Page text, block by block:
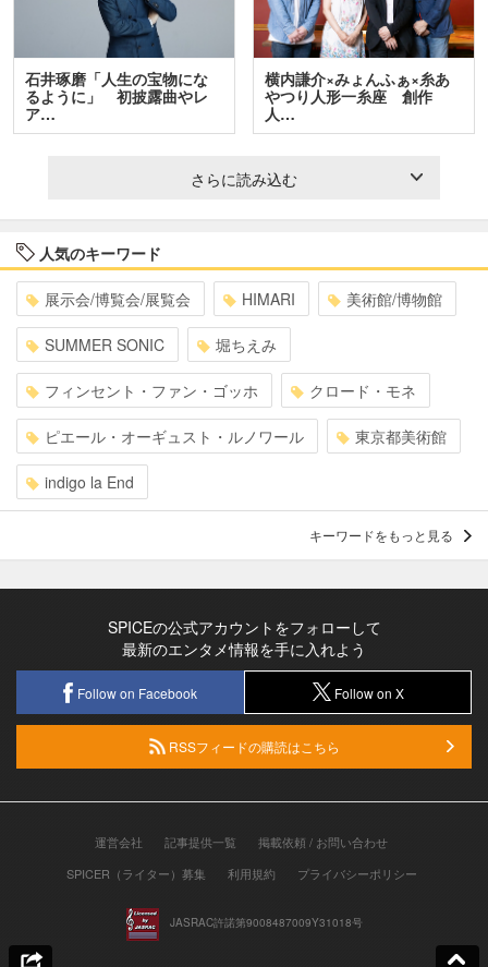
石井琢磨「人生の宝物にな
るように」 初披露曲やレ
ア…
横内謙介×みょんふぁ×糸あ
やつり人形一糸座 創作
人…
さらに読み込む
人気のキーワード
展示会/博覧会/展覧会 HIMARI 美術館/博物館
SUMMER SONIC 堀ちえみ
フィンセント・ファン・ゴッホ クロード・モネ
ピエール・オーギュスト・ルノワール 東京都美術館
indigo la End
キーワードをもっと見る
SPICEの公式アカウントをフォローして
最新のエンタメ情報を手に入れよう
Follow on Facebook Follow on X
RSSフィードの購読はこちら
運営会社 記事提供一覧
掲載依頼 / お問い合わせ
SPICER（ライター）募集
利用規約 プライバシーポリシー
JASRAC許諾第9008487009Y31018号